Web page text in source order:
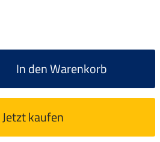
In den Warenkorb
Jetzt kaufen